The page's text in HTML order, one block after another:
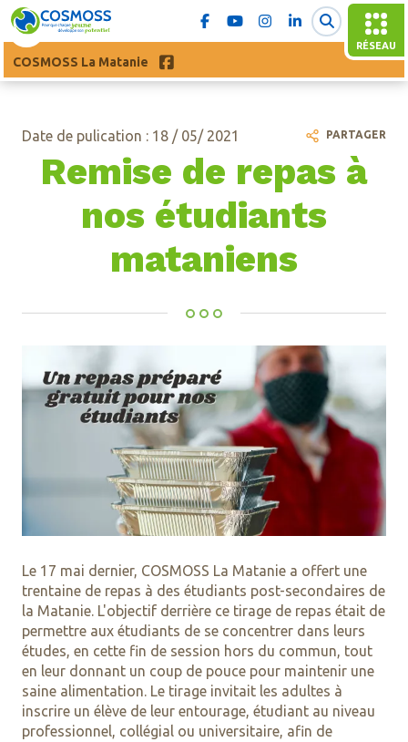
RÉSEAU
COSMOSS La Matanie
Date de pulication : 18 / 05/ 2021
Remise de repas à
nos étudiants
mataniens
Le 17 mai dernier, COSMOSS La Matanie a offert une
trentaine de repas à des étudiants post-secondaires de
la Matanie. L'objectif derrière ce tirage de repas était de
permettre aux étudiants de se concentrer dans leurs
études, en cette fin de session hors du commun, tout
en leur donnant un coup de pouce pour maintenir une
saine alimentation. Le tirage invitait les adultes à
inscrire un élève de leur entourage, étudiant au niveau
professionnel, collégial ou universitaire, afin de
PARTAGER